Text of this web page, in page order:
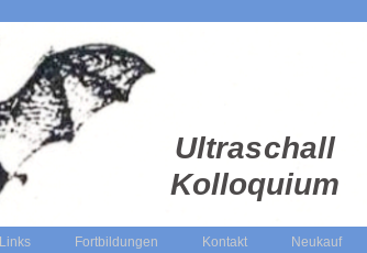
Ultraschall
Kolloquium
Links Fortbildungen Kontakt Neukauf